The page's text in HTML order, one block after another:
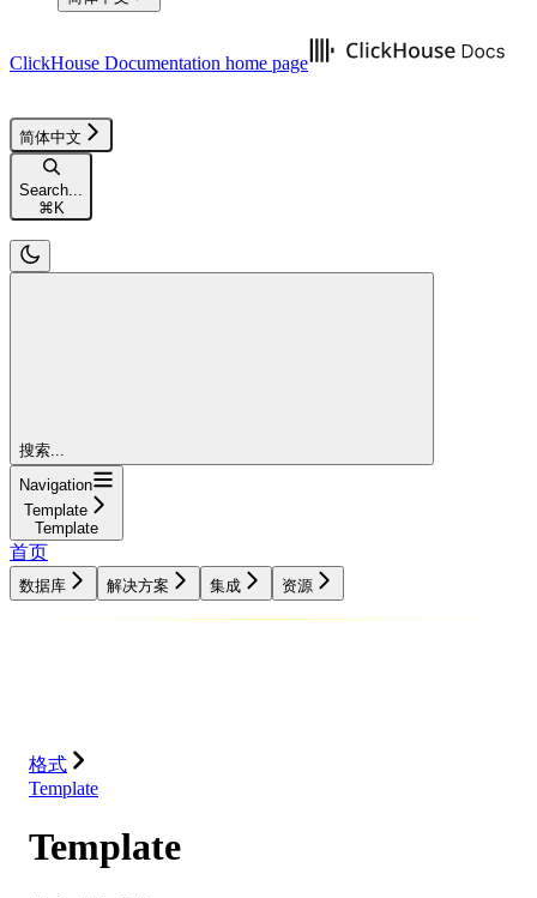
ClickHouse Documentation home page
简体中文
Search...
⌘K
搜索...
Navigation
Template
Template
首页
数据库 解决方案 集成 资源
格式
Template
Template